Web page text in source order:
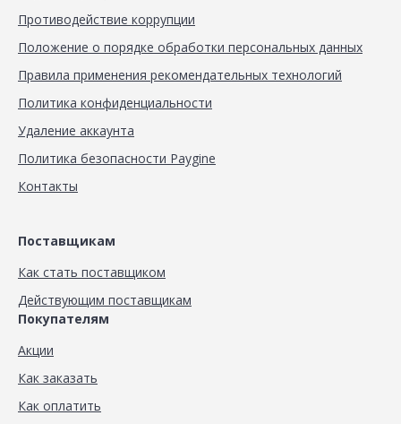
Противодействие коррупции
Положение о порядке обработки персональных данных
Правила применения рекомендательных технологий
Политика конфиденциальности
Удаление аккаунта
Политика безопасности Paygine
Контакты
Поставщикам
Как стать поставщиком
Действующим поставщикам
Покупателям
Акции
Как заказать
Как оплатить